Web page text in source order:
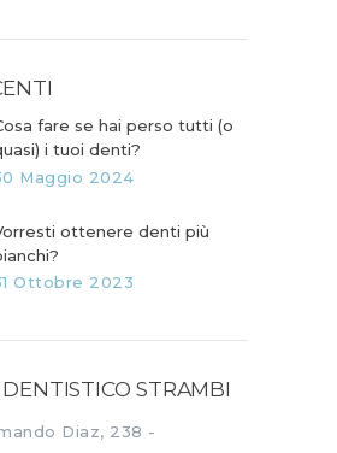
fare se hai perso tutti (o
i tuoi denti?
Maggio 2024
ottenere denti più
Ottobre 2023
STRAMBI
Diaz, 238 -